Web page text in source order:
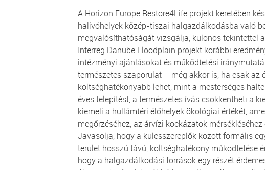
A Horizon Europe Restore4Life projekt keretében
halívóhelyek közép-tiszai halgazdálkodásba való
megvalósíthatóságát vizsgálja, különös tekintettel
Interreg Danube Floodplain projekt korábbi
intézményi ajánlásokat és működtetési
természetes szaporulat – még akkor is, ha csak az
költséghatékonyabb lehet, mint a mesterséges
éves telepítést, a természetes ívás csökkentheti a
kiemeli a hullámtéri élőhelyek ökológiai értékét,
megőrzéséhez, az árvízi kockázatok
Javasolja, hogy a kulcsszereplők között formális
terület hosszú távú, költséghatékony működtetése
hogy a halgazdálkodási források egy részét